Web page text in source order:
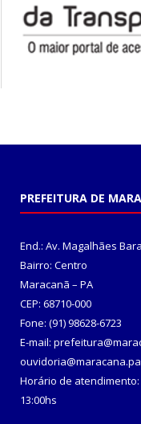
PREFEITURA DE
End.: Av. Magalhães
Bairro: Centro
Maracanã – PA
CEP: 68710-000
Fone: (91) 98628-6723
E-mail:
Horário de atendimento:
13:00hs